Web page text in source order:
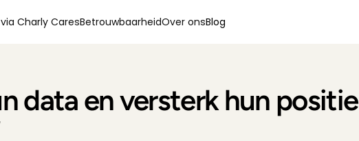
Charly CaresBetrouwbaarheidOver onsBlog
data en versterk hun positie